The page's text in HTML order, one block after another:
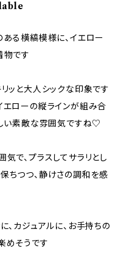
る横縞模様に、イエロー
物です
ッと大人シックな印象です
エローの縦ラインが組み合
しい素敵な雰囲気ですね♡
で、プラスしてサラリとし
ちつつ、静けさの調和を感
、カジュアルに、お手持ちの
めそうです